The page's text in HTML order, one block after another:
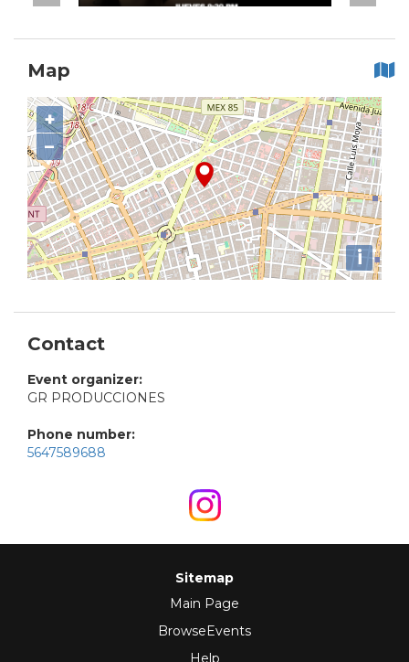
Map
+
−
i
Contact
Event organizer:
GR PRODUCCIONES
Phone number:
5647589688
Sitemap
Main Page
BrowseEvents